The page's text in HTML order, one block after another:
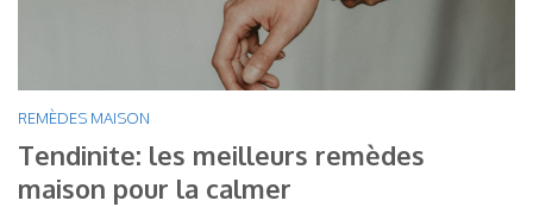
REMÈDES MAISON
Tendinite: les meilleurs remèdes
maison pour la calmer